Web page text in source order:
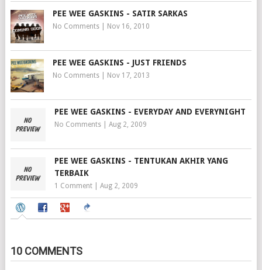
PEE WEE GASKINS - SATIR SARKAS
No Comments| Nov 16, 2010
PEE WEE GASKINS - JUST FRIENDS
No Comments| Nov 17, 2013
PEE WEE GASKINS - EVERYDAY AND EVERYNIGHT
No Comments| Aug 2, 2009
PEE WEE GASKINS - TENTUKAN AKHIR YANG
TERBAIK
1 Comment| Aug 2, 2009
10 COMMENTS